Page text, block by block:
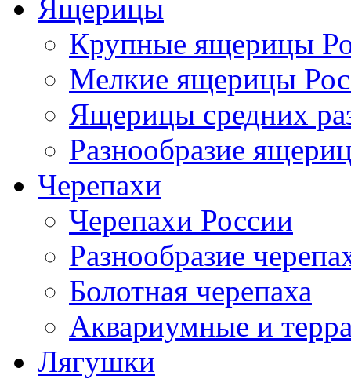
Ящерицы
Крупные ящерицы
Мелкие ящерицы
Ящерицы средних
Разнообразие
Черепахи
Черепахи России
Разнообразие
Болотная черепаха
Аквариумные и
Лягушки